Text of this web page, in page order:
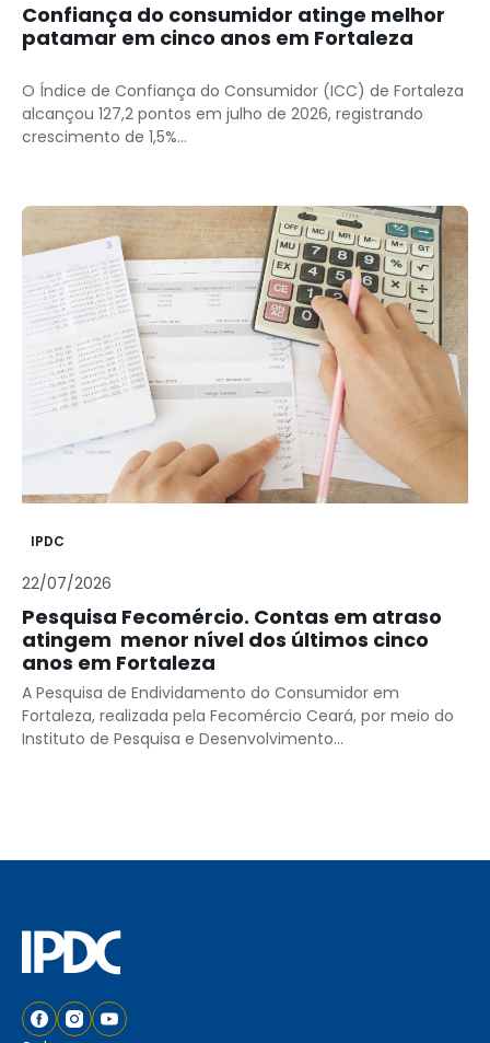
Confiança do consumidor atinge melhor
patamar em cinco anos em Fortaleza
O Índice de Confiança do Consumidor (ICC) de Fortaleza
alcançou 127,2 pontos em julho de 2026, registrando
crescimento de 1,5%...
IPDC
22/07/2026
Pesquisa Fecomércio. Contas em atraso
atingem menor nível dos últimos cinco
anos em Fortaleza
A Pesquisa de Endividamento do Consumidor em
Fortaleza, realizada pela Fecomércio Ceará, por meio do
Instituto de Pesquisa e Desenvolvimento...